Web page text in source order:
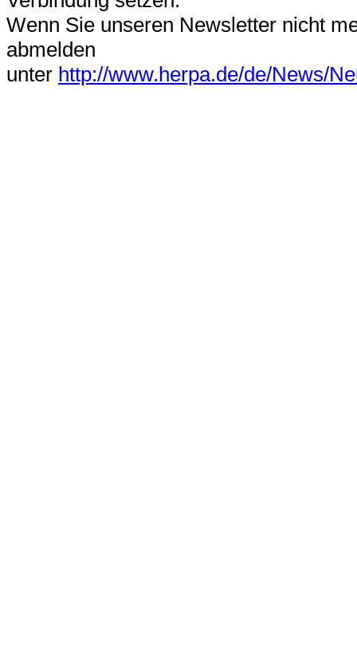
Wenn Sie unseren Newsletter nicht
abmelden
unter http://www.herpa.de/de/News/